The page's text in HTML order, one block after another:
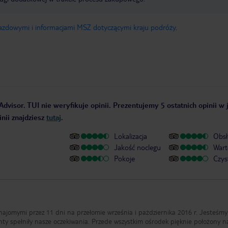
i informacjami MSZ dotyczącymi kraju podróży.
TUI nie weryfikuje opinii. Prezentujemy 5 ostatnich opinii w
znajdziesz tutaj.
Lokalizacja
Jakość noclegu
Pokoje
przez 11 dni na przełomie września i pażdziernika 2016 r. Jesteśmy
spełniły nasze oczekiwania. Przede wszystkim ośrodek pięknie położony